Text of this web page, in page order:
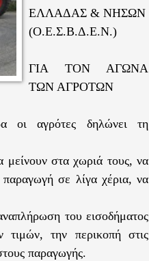
ΕΛΛΑΔΑΣ & ΝΗΣΩΝ
(Ο.Ε.Σ.Β.Δ.Ε.Ν.)
ΓΙΑ ΤΟΝ ΑΓΩΝΑ
ΤΩΝ ΑΓΡΟΤΩΝ
αγρότες δηλώνει τη
στα χωριά τους, να
σε λίγα χέρια, να
του εισοδήματος
τιμών, την περικοπή στις
παραγωγής.